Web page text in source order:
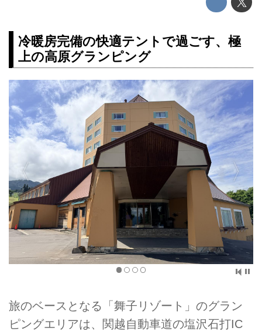
冷暖房完備の快適テントで過ごす、極
上の高原グランピング
旅のベースとなる「舞子リゾート」のグラン
ピングエリアは、関越自動車道の塩沢石打IC